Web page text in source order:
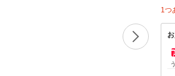
1つ